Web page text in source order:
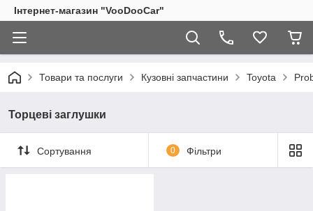
Інтернет-магазин "VooDooCar"
Товари та послуги Кузовні запчастини Toyota
Торцеві заглушки
Сортування 0 Фільтри